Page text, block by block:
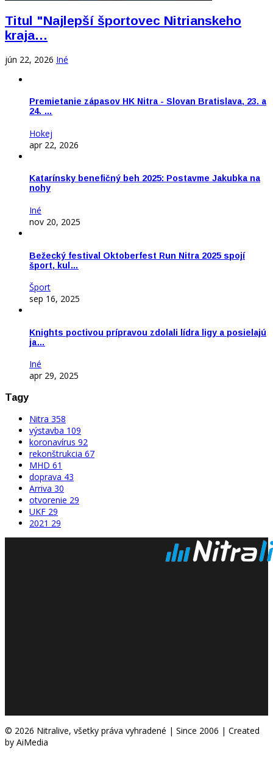
Titul "Najlepší športovec Nitrianskeho
kraja…
jún 22, 2026 Iné
Premietanie zápasov HK Nitra - Slovan Bratislava, 23. a
24. …
Hokej
apr 22, 2026
Katarínsky benefičný beh 2025: Postavme Jakubka na
nohy
Iné
nov 20, 2025
Bežecký festival Oktoberfest Run Nitra 2025 spojí
šport, kul…
Šport
sep 16, 2025
Knights poctivou prípravou zdolali lídra ligy a posielajú
ja…
Iné
apr 29, 2025
Tagy
Nitra 358
výstavba 109
koronavírus 92
rekonštrukcia 67
MHD 61
doprava 43
Arriva 30
otvorenie 29
UKF 29
2021 29
© 2026 Nitralive, všetky práva vyhradené | Since 2006 | Created
by AiMedia